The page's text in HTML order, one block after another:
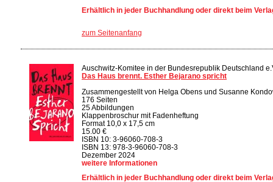
Erhältlich in jeder Buchhandlung oder direkt beim
zum Seitenanfang
Auschwitz-Komitee in der Bundesrepublik Deutschland
Das Haus brennt. Esther Bejarano spricht
Zusammengestellt von Helga Obens und Susanne
176 Seiten
25 Abbildungen
Klappenbroschur mit Fadenheftung
Format 10,0 x 17,5 cm
15.00 €
ISBN 10: 3-96060-708-3
ISBN 13: 978-3-96060-708-3
Dezember 2024
weitere Informationen
Erhältlich in jeder Buchhandlung oder direkt beim